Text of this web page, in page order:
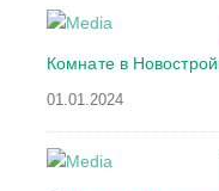
Комнате в
01.01.2024